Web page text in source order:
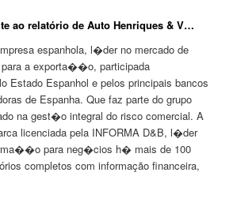
ao relatório de Auto Henriques & V…
espanhola, l�der no mercado de
a exporta��o, participada
Estado Espanhol e pelos principais bancos
de Espanha. Que faz parte do grupo
na gest�o integral do risco comercial. A
licenciada pela INFORMA D&B, l�der
para neg�cios h� mais de 100
completos com informação financeira,